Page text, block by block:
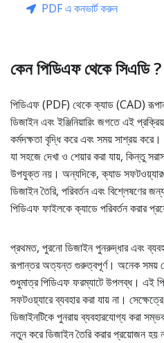
PDF এ কনভার্ট করুন
কেন পিডিএফ থেকে সিএডি ?
পিডিএফ (PDF) থেকে ক্যাড (CAD)
ডিজাইন এবং ইঞ্জিনিয়ারিং জগতে এই
কর্মদক্ষতা বৃদ্ধি করে এবং সময় সাশ্রয়
যা সহজে দেখা ও শেয়ার করা যায়, কিন্তু
উপযুক্ত নয়। অন্যদিকে, ক্যাড
ডিজাইন তৈরি, পরিবর্তন এবং বিশ্লেষণের
পিডিএফ ফাইলকে ক্যাডে পরিবর্তন করার
প্রথমত, পুরনো ডিজাইন পুনরুদ্ধার এবং
রূপান্তর অত্যন্ত গুরুত্বপূর্ণ। অনেক সময়
শুধুমাত্র পিডিএফ ফরম্যাটে উপলব্ধ। এই
সফটওয়্যারে ব্যবহার করা যায় না।
ডিজাইনটিকে পুনরায় ব্যবহারযোগ্য করা
নতুন করে ডিজাইন তৈরি করার প্রয়োজন